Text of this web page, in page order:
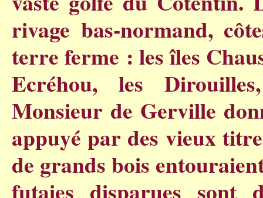
rivage bas-normand,
terre ferme : les îles
Ecréhou, les
Monsieur de Gerville
appuyé par des vieux
de grands bois
futaies disparues sont